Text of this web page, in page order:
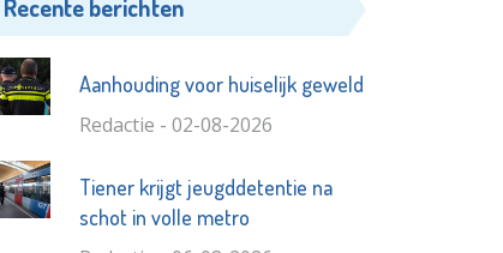
Recente berichten
Aanhouding voor huiselijk geweld
Redactie - 02-08-2026
Tiener krijgt jeugddetentie na
schot in volle metro